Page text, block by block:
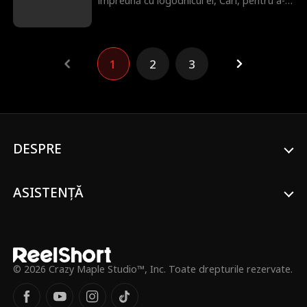
acceptă nedispus să se căsătorească cu
Simon, un om fără adăpost pe care îl
ajutase. Puțin știa ea că Simon nu este
Savage Group, prima companie din țară.
1 2 3
DESPRE
ASISTENȚĂ
© 2026 Crazy Maple Studio™, Inc. Toate drepturile rezervate.